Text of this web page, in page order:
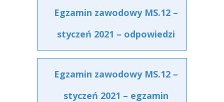
Egzamin zawodowy MS.12 –
styczeń 2021 – odpowiedzi
Egzamin zawodowy MS.12 –
styczeń 2021 – egzamin